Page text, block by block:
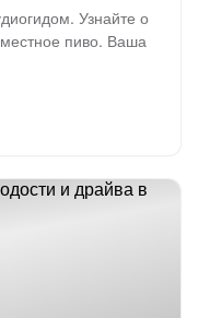
Узнайте о
местное пиво. Ваша